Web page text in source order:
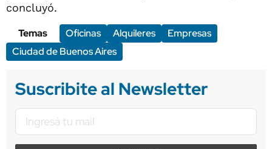
concluyó.
Temas
Oficinas Alquileres
Empresas
Ciudad de Buenos Aires
Suscribite al Newsletter